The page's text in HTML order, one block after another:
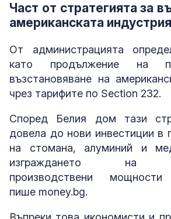
Част от стратегията за
американската индустрия
От администрацията
като продължение на
възстановяване на
чрез тарифите по Section 232.
Според Белия дом тази
довела до нови инвестиции в
на стомана, алуминий и
изграждането на
производствени
пише money.bg.